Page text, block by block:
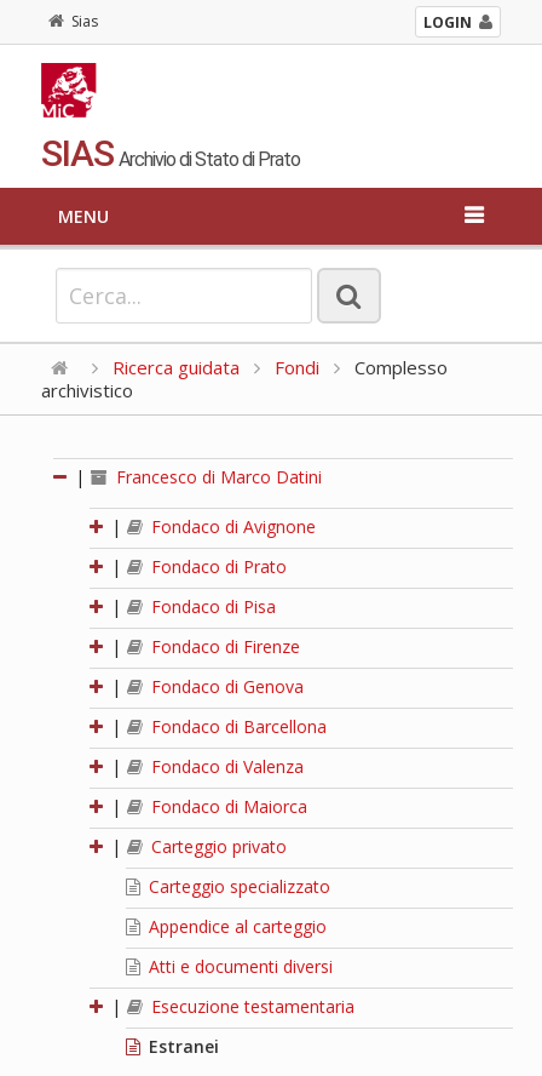
Sias LOGIN
SIAS Archivio di Stato di Prato
MENU
Ricerca guidata Fondi
Complesso
archivistico
| Francesco di Marco Datini
|
Fondaco di Avignone
|
Fondaco di Prato
|
Fondaco di Pisa
|
Fondaco di Firenze
|
Fondaco di Genova
|
Fondaco di Barcellona
|
Fondaco di Valenza
|
Fondaco di Maiorca
|
Carteggio privato
Carteggio specializzato
Appendice al carteggio
Atti e documenti diversi
|
Esecuzione testamentaria
Estranei